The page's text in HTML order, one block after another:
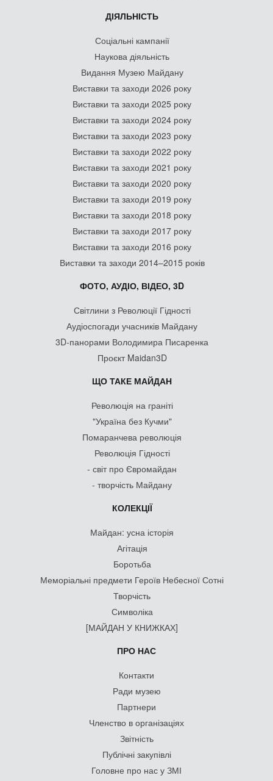
ДІЯЛЬНІСТЬ
Соціальні кампанії
Наукова діяльність
Видання Музею Майдану
Виставки та заходи 2026 року
Виставки та заходи 2025 року
Виставки та заходи 2024 року
Виставки та заходи 2023 року
Виставки та заходи 2022 року
Виставки та заходи 2021 року
Виставки та заходи 2020 року
Виставки та заходи 2019 року
Виставки та заходи 2018 року
Виставки та заходи 2017 року
Виставки та заходи 2016 року
Виставки та заходи 2014–2015 років
ФОТО, АУДІО, ВІДЕО, 3D
Світлини з Революції Гідності
Аудіоспогади учасників Майдану
3D-панорами Володимира Писаренка
Проєкт Maidan3D
ЩО ТАКЕ МАЙДАН
Революція на граніті
"Україна без Кучми"
Помаранчева революція
Революція Гідності
- світ про Євромайдан
- творчість Майдану
КОЛЕКЦІЇ
Майдан: усна історія
Агітація
Боротьба
Меморіальні предмети Героїв Небесної Сотні
Творчість
Символіка
[МАЙДАН У КНИЖКАХ]
ПРО НАС
Контакти
Ради музею
Партнери
Членство в організаціях
Звітність
Публічні закупівлі
Головне про нас у ЗМІ